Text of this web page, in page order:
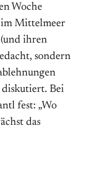
Woche
im Mittelmeer
ihren
sondern
diskutiert. Bei
fest: „Wo
das